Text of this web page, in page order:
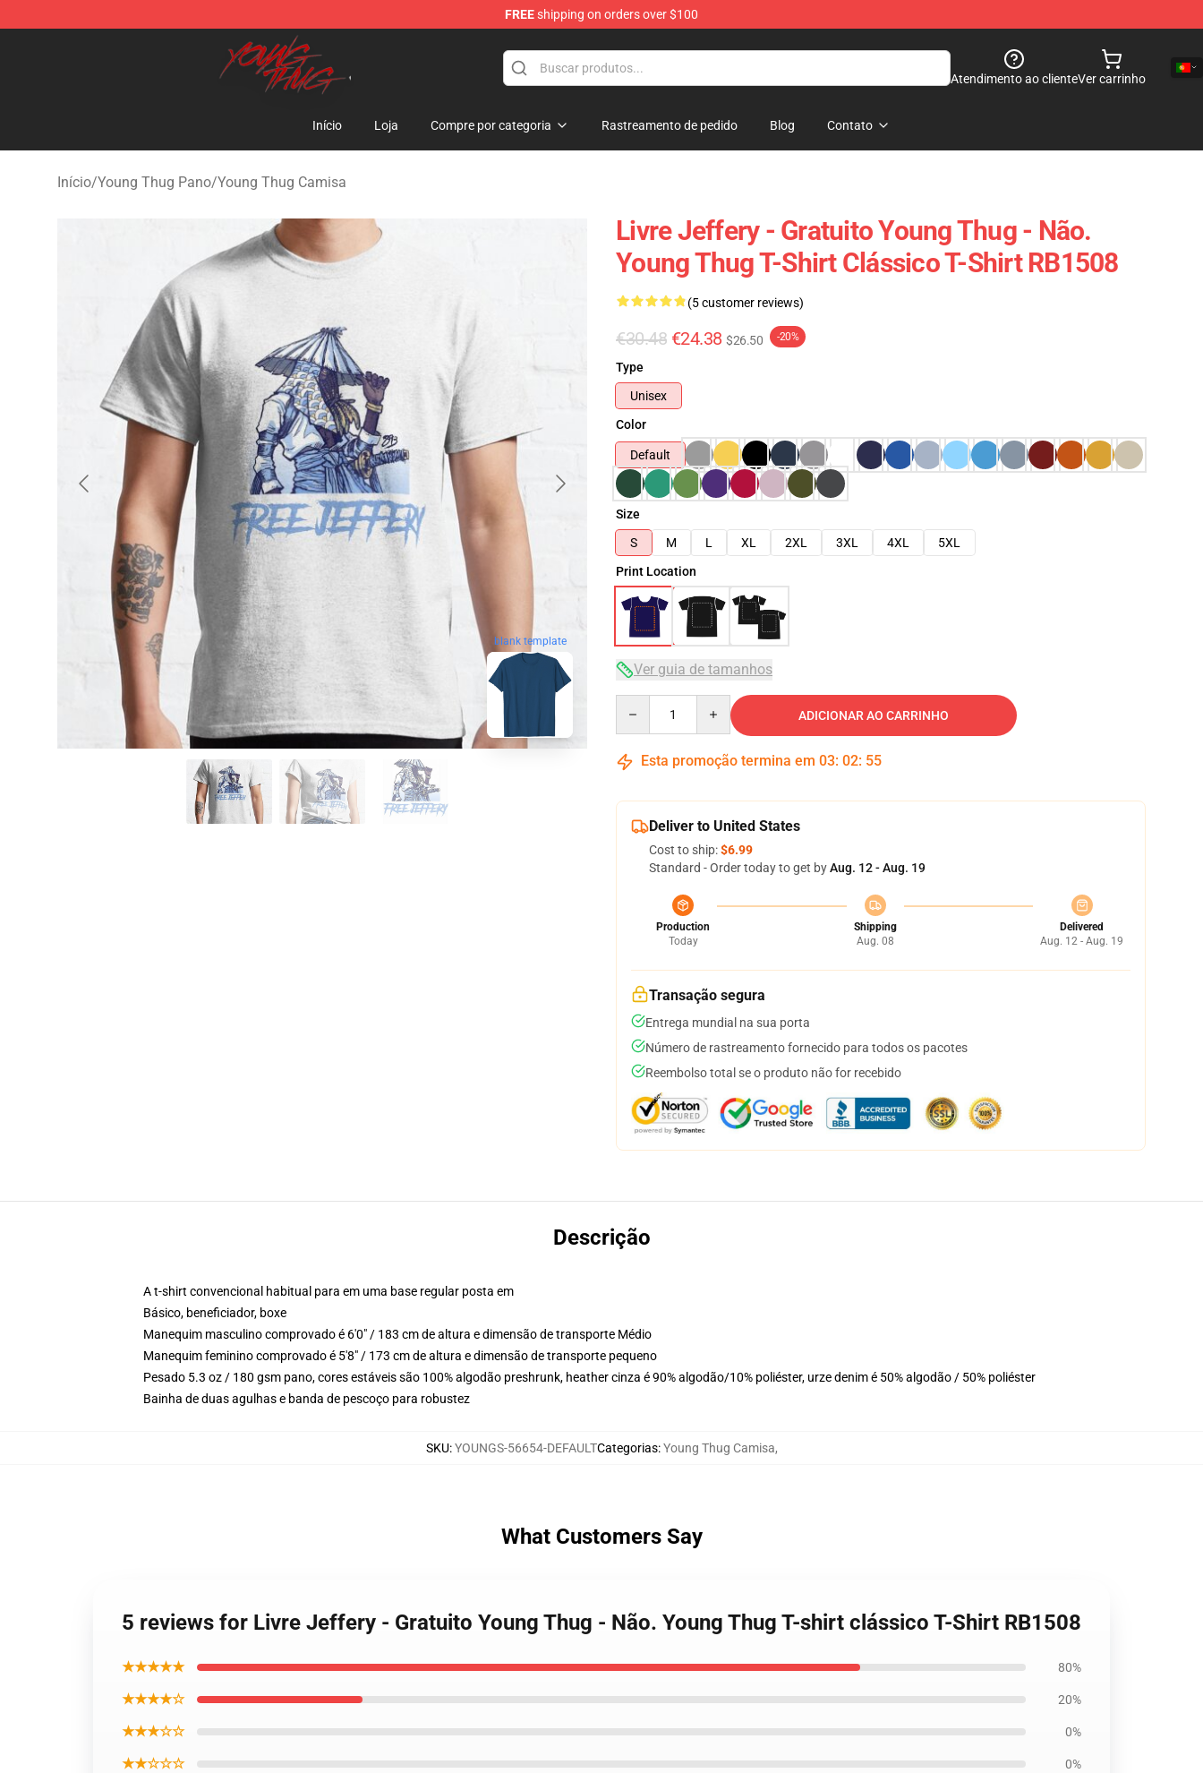
FREEshipping on orders over $100
Young Thug Shop - Official Young Thug Merchandise Store
Atendimento ao clienteVer carrinho
Início Loja Compre por categoria Rastreamento de pedido Blog Contato
Início/Young Thug Pano/Young Thug Camisa
blank template
Livre Jeffery - Gratuito Young Thug - Não.
Young Thug T-Shirt Clássico T-Shirt RB1508
(5 customer reviews)
€30.48 €24.38 $26.50 -20%
Type
Unisex
Color
Default
Size
S
M L XL 2XL 3XL 4XL
5XL
Print Location
Ver guia de tamanhos
ADICIONAR AO CARRINHO
Esta promoção termina em 03: 02: 54
Deliver to United States
Cost to ship:$6.99
Standard - Order today to get byAug. 12 - Aug. 19
Production
Today
Shipping
Aug. 08
Delivered
Aug. 12 - Aug. 19
Transação segura
Entrega mundial na sua porta
Número de rastreamento fornecido para todos os pacotes
Reembolso total se o produto não for recebido
Descrição
A t-shirt convencional habitual para em uma base regular posta em
Básico, beneficiador, boxe
Manequim masculino comprovado é 6'0" / 183 cm de altura e dimensão de transporte Médio
Manequim feminino comprovado é 5'8" / 173 cm de altura e dimensão de transporte pequeno
Pesado 5.3 oz / 180 gsm pano, cores estáveis são 100% algodão preshrunk, heather cinza é 90% algodão/10% poliéster, urze denim é 50% algodão / 50% poliéster
Bainha de duas agulhas e banda de pescoço para robustez
SKU:YOUNGS-56654-DEFAULTCategorias:Young Thug Camisa,
What Customers Say
5 reviews for Livre Jeffery - Gratuito Young Thug - Não. Young Thug T-shirt clássico T-Shirt RB1508
★★★★★ 80%
★★★★☆ 20%
★★★☆☆ 0%
★★☆☆☆ 0%